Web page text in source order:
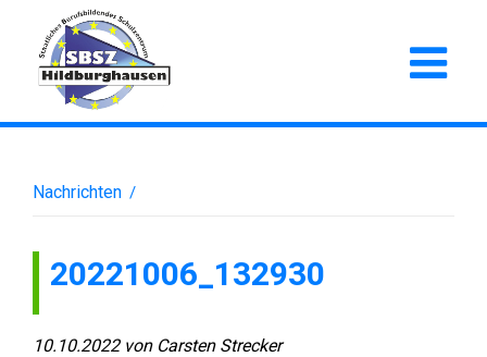
Nachrichten /
20221006_132930
10.10.2022 von Carsten Strecker